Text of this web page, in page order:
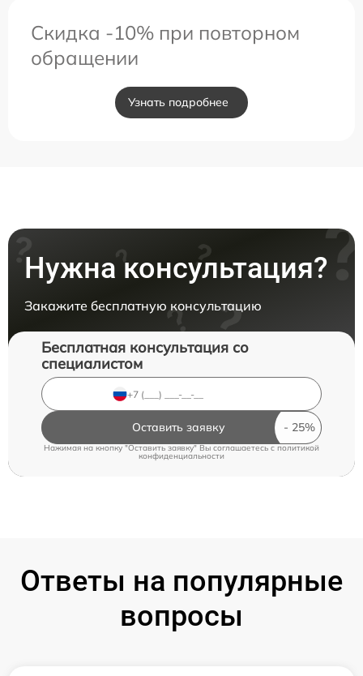
Скидка -10% при повторном
обращении
Узнать подробнее
Нужна консультация?
Закажите бесплатную консультацию
Бесплатная консультация со
специалистом
Оставить заявку
Нажимая на кнопку "Оставить заявку" Вы соглашаетесь c политикой
конфиденциальности
Ответы на популярные
вопросы